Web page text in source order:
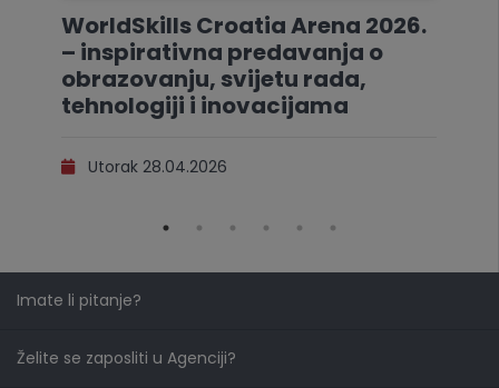
WorldSkills Croatia Arena 2026.
– inspirativna predavanja o
obrazovanju, svijetu rada,
tehnologiji i inovacijama
Utorak 28.04.2026
Imate li pitanje?
Želite se zaposliti u Agenciji?